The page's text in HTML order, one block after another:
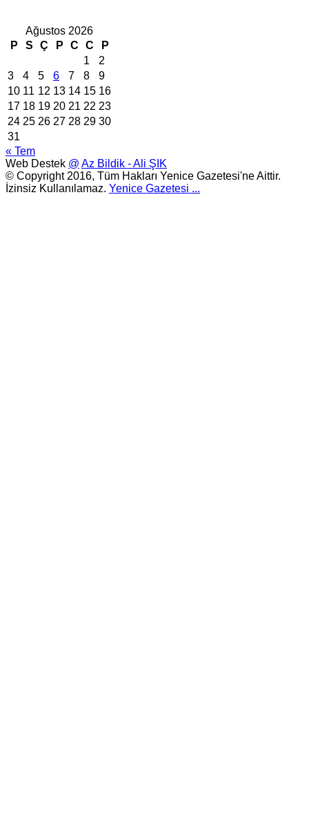
Ağustos 2026
P
S Ç P C C
P
1
2
3
4 5 6 7 8
9
10 11 12 13 14 15 16
17 18 19 20 21 22 23
24 25 26 27 28 29 30
31
« Tem
Web Destek @ Az Bildik - Ali ŞIK
© Copyright 2016, Tüm Hakları Yenice Gazetesi'ne Aittir.
İzinsiz Kullanılamaz. Yenice Gazetesi ...